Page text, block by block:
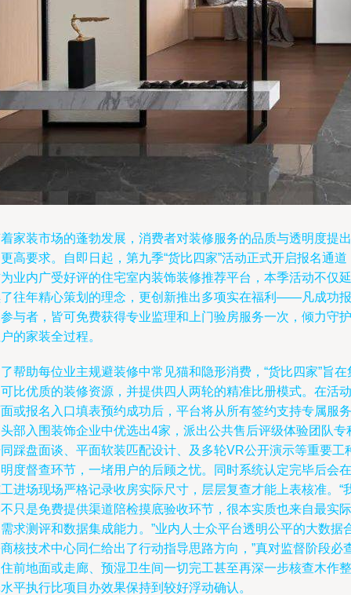
家装市场的蓬勃发展，消费者对装修服务的品质与透明度提出
高要求。自即日起，第九季“货比四家”活动正式开启报名通道
业内广受好评的住宅室内装饰装修推荐平台，本季活动不仅延
往年精心策划的理念，更创新推出多项实在福利——凡成功报
与者，皆可免费获得专业监理和上门验房服务一次，倾力守护
的家装全过程。
帮助每位业主规避装修中常见猫和隐形消费，“货比四家”旨在
比优质的装修资源，并提供四人两轮的精准比册模式。在活动
或报名入口填表预约成功后，平台将从所有签约支持专属服务
部入围装饰企业中优选出4家，派出公共售后评级体验团队专
踩盘面谈、平面软装匹配设计、及多轮VR公开演示等重要工
度督查环节，一堵用户的后顾之忧。同时系统认定完毕后会在
进场现场严格记录收房实际尺寸，层层复查才能上表核准。“
只是免费提供渠道陪检摸底验收环节，很本实质也来自最实际
求测评和数据集成能力。”业内人士众平台透明公平的大数据
核技术中心同仁给出了行动指导思路方向，”真对监督阶段必
前地面或走廊、预湿卫生间一切完工甚至再深一步核查木作整
平执行比项目办效果保持到较好浮动确认。